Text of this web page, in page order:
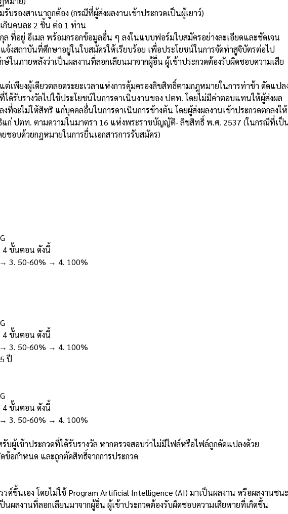
บรองสาเนาถูกต้อง (กรณีที่ผู้ส่งผลงานเข้าประกวดเป็นผู้เยาว์)
กินคนละ 2 ชิ้น ต่อ 1 ท่าน
ล ที่อยู่ อีเมล พร้อมกรอกข้อมูลอื่น ๆ ลงในแบบฟอร์มใบสมัครอย่างละเอียดและชัดเจน
งสถาบันที่ศึกษาอยู่ในใบสมัครให้เรียบร้อย เพื่อประโยชน์ในการจัดท่าสูจิบัตรต่อไป
ในภายหลังว่าเป็นผลงานที่ลอกเลียนมาจากผู้อื่น ผู้เข้าประกวดต้องรับผิดชอบความเสีย
เพียงผู้เดียวตลอดระยะเวลาแห่งการคุ้มครองลิขสิทธิ์ตามกฎหมายในการท่าช้า ดัดแปล
ด้รับรางวัลไปใช้ประโยชน์ในการดาเนินงานของ ปตท. โดยไม่มีค่าตอบแทนให้ผู้ส่งผล
ที่จะไม่ให้สิทริ แก่บุคคลอื่นในการดาเนินการข้างต้น โดยผู้ส่งผลงานเข้าประกวดตกลงให้
ก่ ปตท. ตามความในมาตรา 16 แห่งพระราชบัญญัติ- ลิขสิทธิ์ พ.ศ. 2537 (ในกรณีที่เป็
ชอบด้วยกฎหมายในการยื่นเอกสารการรับสมัคร)
4 ขั้นตอน ดังนี้
3. 50-60% → 4. 100%
4 ขั้นตอน ดังนี้
3. 50-60% → 4. 100%
ปี
4 ขั้นตอน ดังนี้
3. 50-60% → 4. 100%
บผู้เข้าประกวดที่ได้รับรางวัล หากตรวจสอบว่าไม่มีไฟล์หรือไฟล์ถูกดัดแปลงด้วย
ข้อกําหนด และถูกตัดสิทธิ์จากการประกวด
ค์ขึ้นเอง โดยไม่ใช้ Program Artificial Intelligence (AI) มาเป็นผลงาน หรือผลงานชนะ
ผลงานที่ลอกเลียนมาจากผู้อื่น ผู้เข้าประกวดต้องรับผิดชอบความเสียหายที่เกิดขึ้น